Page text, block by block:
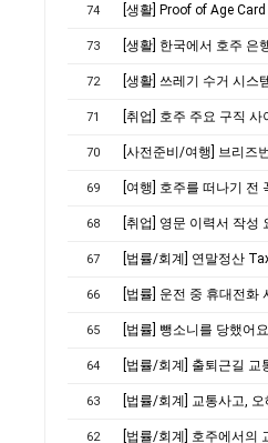
74 [생활] Proof of Age
73 [생활] 한국에서 호주 은
72 [생활] 쓰레기 수거 시스
71 [취업] 호주 주요 구직 사
70 [사전준비/여행] 브리즈
69 [여행] 호주를 떠나기 전
68 [취업] 영문 이력서 작성
67 [법률/회계] 연말정산
66 [법률] 운전 중 휴대전화
65 [법률] 뺑소니를 당했어
64 [법률/회계] 출퇴근길 교
63 [법률/회계] 교통사고,
62 [법률/회계] 호주에서의